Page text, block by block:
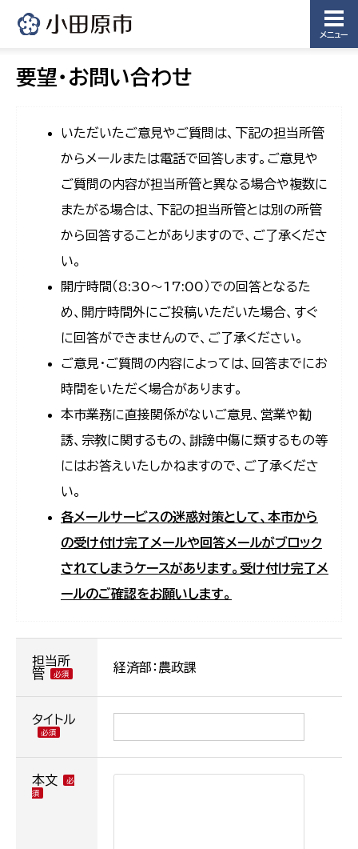
メニュー
要望・お問い合わせ
いただいたご意見やご質問は、下記の担当所管
からメールまたは電話で回答します。ご意見や
ご質問の内容が担当所管と異なる場合や複数に
またがる場合は、下記の担当所管とは別の所管
から回答することがありますので、ご了承くださ
い。
開庁時間（8:30〜17:00）での回答となるた
め、開庁時間外にご投稿いただいた場合、すぐ
に回答ができませんので、ご了承ください。
ご意見・ご質問の内容によっては、回答までにお
時間をいただく場合があります。
本市業務に直接関係がないご意見、営業や勧
誘、宗教に関するもの、誹謗中傷に類するもの等
にはお答えいたしかねますので、ご了承くださ
い。
各メールサービスの迷惑対策として、本市から
の受け付け完了メールや回答メールがブロック
されてしまうケースがあります。受け付け完了メ
ールのご確認をお願いします。
担当所
管
経済部：農政課
タイトル
本文